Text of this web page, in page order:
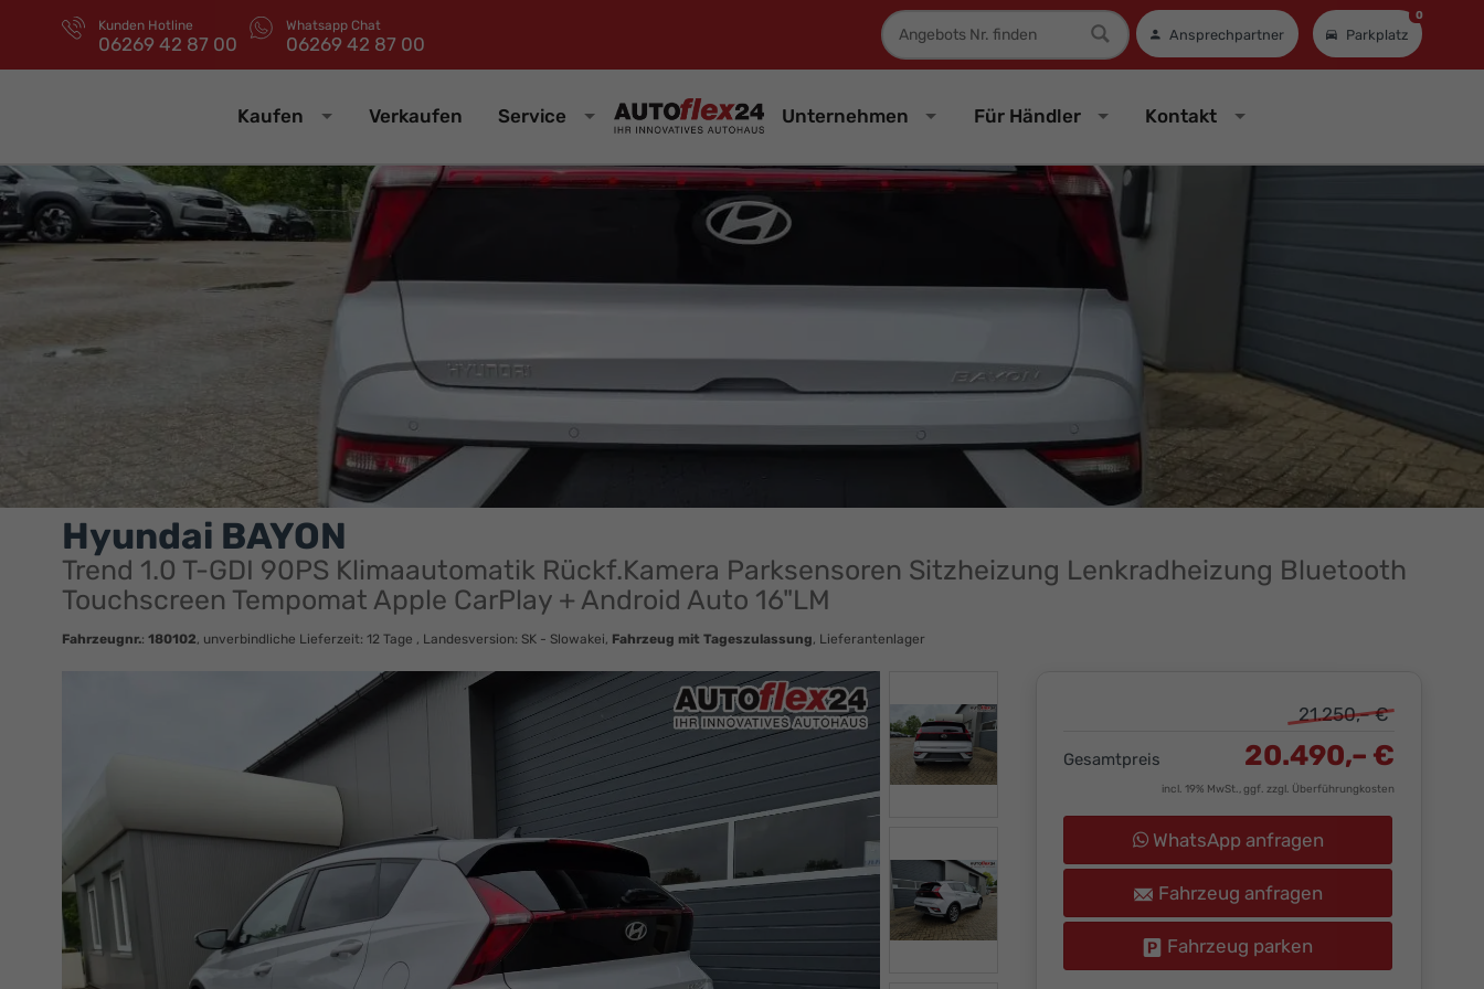
Kunden Hotline
06269 42 87 00
Whatsapp Chat
06269 42 87 00
Fahrzeugnummer
Ansprechpartner Parkplatz
0
Kaufen Verkaufen Service Unternehmen Für Händler Kontakt
Hyundai BAYON
Trend 1.0 T-GDI 90PS Klimaautomatik Rückf.Kamera Parksensoren Sitzheizung Lenkradheizung Bluetooth
Touchscreen Tempomat Apple CarPlay + Android Auto 16"LM
Fahrzeugnr.: 180102, unverbindliche Lieferzeit: 12 Tage , Landesversion: SK - Slowakei, Fahrzeug mit Tageszulassung, Lieferantenlager
21.250,– €
Gesamtpreis 20.490,– €
incl. 19% MwSt., ggf. zzgl. Überführungkosten
WhatsApp anfragen
Fahrzeug anfragen
Fahrzeug parken